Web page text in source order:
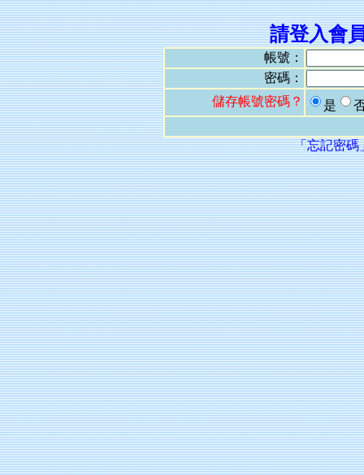
請登入會
帳號：
密碼：
儲存帳號密碼？
是
「忘記密碼